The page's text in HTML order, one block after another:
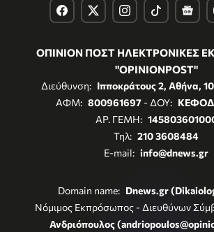
ΟΠΙΝΙΟΝ ΠΟΣΤ ΗΛΕΚΤΡΟΝΙΚΕΣ
"OPINIONPOST"
Διεύθυνση: Ιπποκράτους 2, Αθήνα,
ΑΦΜ: 800961697- ΔΟΥ:
ΑΡ. ΓΕΜΗ:
Τηλ: 210 3608484
E-mail: info@dnews.gr
Domain name: Dnews.gr
Νόμιμος Εκπρόσωπος - Διευθύνων
Ανδριόπουλος